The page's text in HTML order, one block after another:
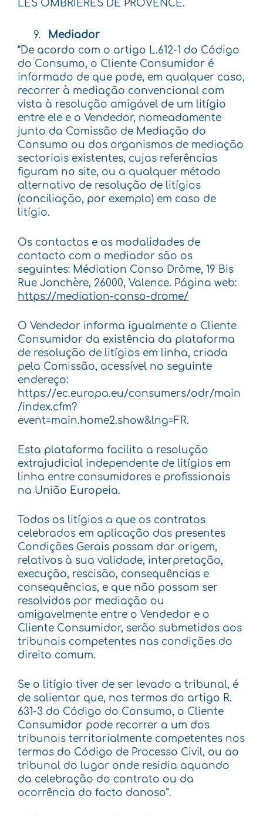
LES OMBRIÈRES DE PROVENCE.
Mediador
“De acordo com o artigo L.612-1 do Código
do Consumo, o Cliente Consumidor é
informado de que pode, em qualquer caso,
recorrer à mediação convencional com
vista à resolução amigável de um litígio
entre ele e o Vendedor, nomeadamente
junto da Comissão de Mediação do
Consumo ou dos organismos de mediação
sectoriais existentes, cujas referências
figuram no site, ou a qualquer método
alternativo de resolução de litígios
(conciliação, por exemplo) em caso de
litígio.
Os contactos e as modalidades de
contacto com o mediador são os
seguintes: Médiation Conso Drôme, 19 Bis
Rue Jonchère, 26000, Valence. Página web:
https://mediation-conso-drome/
O Vendedor informa igualmente o Cliente
Consumidor da existência da plataforma
de resolução de litígios em linha, criada
pela Comissão, acessível no seguinte
endereço:
https://ec.europa.eu/consumers/odr/main
/index.cfm?
event=main.home2.show&lng=FR.
Esta plataforma facilita a resolução
extrajudicial independente de litígios em
linha entre consumidores e profissionais
na União Europeia.
Todos os litígios a que os contratos
celebrados em aplicação das presentes
Condições Gerais possam dar origem,
relativos à sua validade, interpretação,
execução, rescisão, consequências e
consequências, e que não possam ser
resolvidos por mediação ou
amigavelmente entre o Vendedor e o
Cliente Consumidor, serão submetidos aos
tribunais competentes nas condições do
direito comum.
Se o litígio tiver de ser levado a tribunal, é
de salientar que, nos termos do artigo R.
631-3 do Código do Consumo, o Cliente
Consumidor pode recorrer a um dos
tribunais territorialmente competentes nos
termos do Código de Processo Civil, ou ao
tribunal do lugar onde residia aquando
da celebração do contrato ou da
ocorrência do facto danoso”.